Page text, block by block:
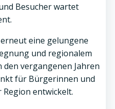
Besucher wartet
eine gelungene
und regionalem
vergangenen Jahren
für Bürgerinnen und
Region entwickelt.